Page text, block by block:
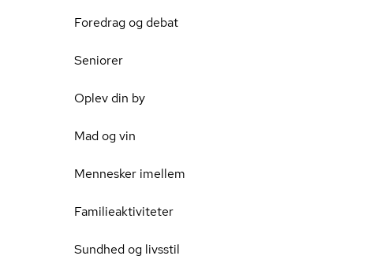
Foredrag og debat
Seniorer
Oplev din by
Mad og vin
Mennesker imellem
Familieaktiviteter
Sundhed og livsstil